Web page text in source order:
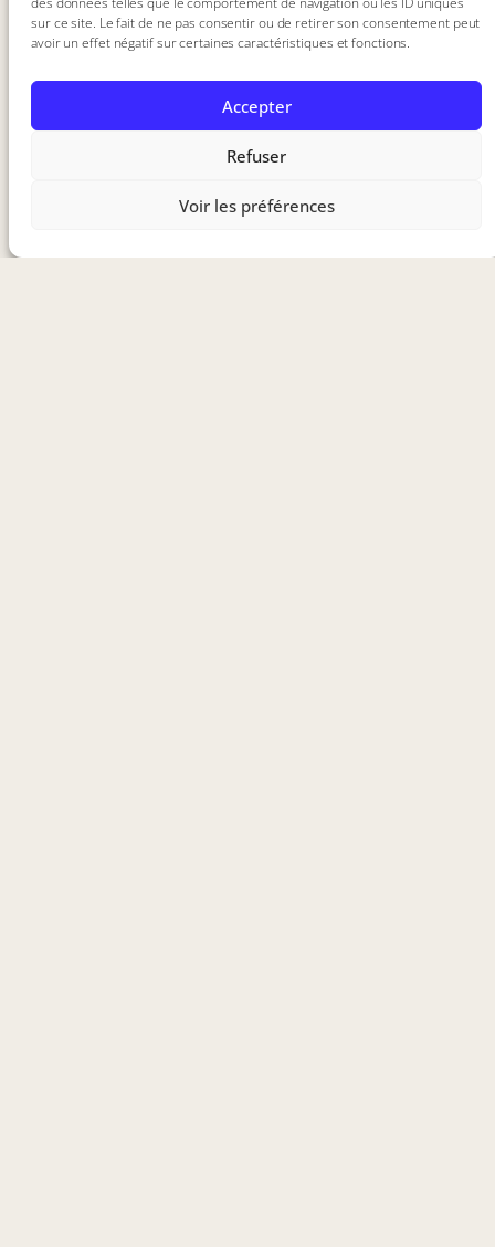
sur ce site. Le fait de ne pas consentir ou de retirer son consentement peut
avoir un effet négatif sur certaines caractéristiques et fonctions.
Accepter
Refuser
Voir les préférences
AUTRES ACTIVITÉS MIEUX-ÊTRE :